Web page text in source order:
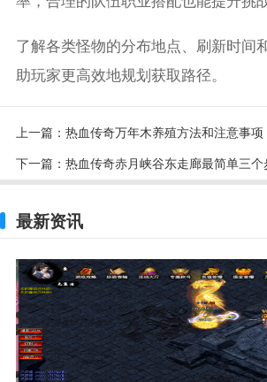
了解各类怪物的分布地点、刷新时间
助玩家更高效地规划获取路径。
上一篇： 热血传奇万年木养殖方法和注意事项
下一篇： 热血传奇赤月峡谷东走廊最简单三个
最新资讯